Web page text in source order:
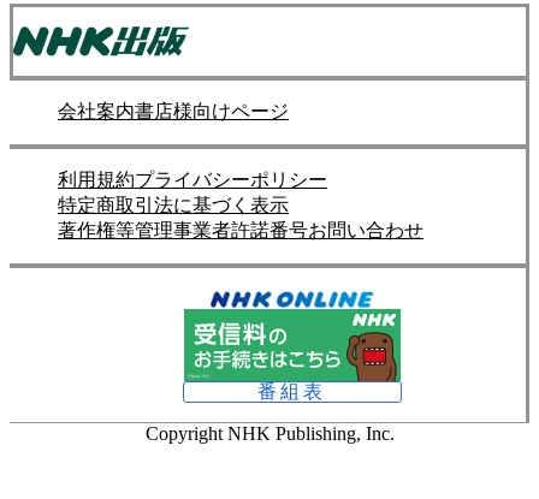
会社案内書店様向けページ
利用規約プライバシーポリシー
特定商取引法に基づく表示
著作権等管理事業者許諾番号お問い合わせ
番組表
Copyright NHK Publishing, Inc.